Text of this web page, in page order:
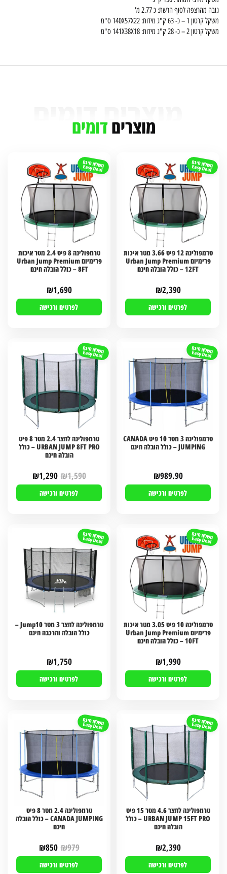
גובה מהרצפה לסוף הרשת: כ 2.77 מ'
משקל קרטון 1 – כ- 63 ק"ג מידות: 140X57X22 ס"מ
משקל קרטון 2 – כ- 28 ק"ג מידות: 141X38X18 ס"מ
מוצריםדומים
משלוח חינם
Easy Deal
טרמפולינה 12 פיט 3.66 מטר איכות
פרימיום Urban Jump Premium
12FT – כולל הובלה חינם
₪2,390
לפרטים ורכישה
משלוח חינם
Easy Deal
טרמפולינה 8 פיט 2.4 מטר איכות
פרימיום Urban Jump Premium
8FT – כולל הובלה חינם
₪1,690
לפרטים ורכישה
משלוח חינם
Easy Deal
טרמפולינה 3 מטר 10 פיט CANADA
JUMPING – כולל הובלה חינם
₪989.90
לפרטים ורכישה
משלוח חינם
Easy Deal
טרמפולינה לחצר 2.4 מטר 8 פיט
URBAN JUMP 8FT PRO – כולל
הובלה חינם
₪1,590
₪1,290
לפרטים ורכישה
משלוח חינם
Easy Deal
טרמפולינה 10 פיט 3.05 מטר איכות
פרימיום Urban Jump Premium
10FT – כולל הובלה חינם
₪1,990
לפרטים ורכישה
משלוח חינם
Easy Deal
טרמפולינה לחצר 3 מטר Jump10 –
כולל הובלה והרכבה חינם
₪1,750
לפרטים ורכישה
משלוח חינם
Easy Deal
טרמפולינה לחצר 4.6 מטר 15 פיט
URBAN JUMP 15FT PRO – כולל
הובלה חינם
₪2,390
לפרטים ורכישה
משלוח חינם
Easy Deal
טרמפולינה 2.4 מטר 8 פיט
CANADA JUMPING – כולל הובלה
חינם
₪979
₪850
לפרטים ורכישה